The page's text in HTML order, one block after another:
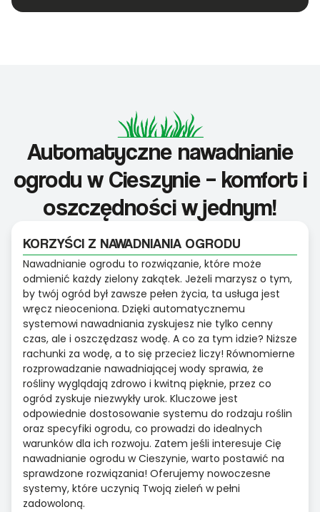
Automatyczne nawadnianie
ogrodu w Cieszynie – komfort i
oszczędności w jednym!
KORZYŚCI Z NAWADNIANIA OGRODU
Nawadnianie ogrodu to rozwiązanie, które może
odmienić każdy zielony zakątek. Jeżeli marzysz o tym,
by twój ogród był zawsze pełen życia, ta usługa jest
wręcz nieoceniona. Dzięki automatycznemu
systemowi nawadniania zyskujesz nie tylko cenny
czas, ale i oszczędzasz wodę. A co za tym idzie? Niższe
rachunki za wodę, a to się przecież liczy! Równomierne
rozprowadzanie nawadniającej wody sprawia, że
rośliny wyglądają zdrowo i kwitną pięknie, przez co
ogród zyskuje niezwykły urok. Kluczowe jest
odpowiednie dostosowanie systemu do rodzaju roślin
oraz specyfiki ogrodu, co prowadzi do idealnych
warunków dla ich rozwoju. Zatem jeśli interesuje Cię
nawadnianie ogrodu w Cieszynie, warto postawić na
sprawdzone rozwiązania! Oferujemy nowoczesne
systemy, które uczynią Twoją zieleń w pełni
zadowoloną.